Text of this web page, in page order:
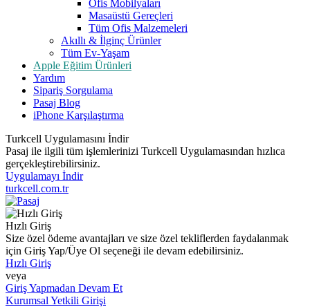
Ofis Mobilyaları
Masaüstü Gereçleri
Tüm Ofis Malzemeleri
Akıllı & İlginç Ürünler
Tüm Ev-Yaşam
Apple Eğitim Ürünleri
Yardım
Sipariş Sorgulama
Pasaj Blog
iPhone Karşılaştırma
Turkcell Uygulamasını İndir
Pasaj ile ilgili tüm işlemlerinizi Turkcell Uygulamasından hızlıca
gerçekleştirebilirsiniz.
Uygulamayı İndir
turkcell.com.tr
Hızlı Giriş
Size özel ödeme avantajları ve size özel tekliflerden faydalanmak
için Giriş Yap/Üye Ol seçeneği ile devam edebilirsiniz.
Hızlı Giriş
veya
Giriş Yapmadan Devam Et
Kurumsal Yetkili Girişi